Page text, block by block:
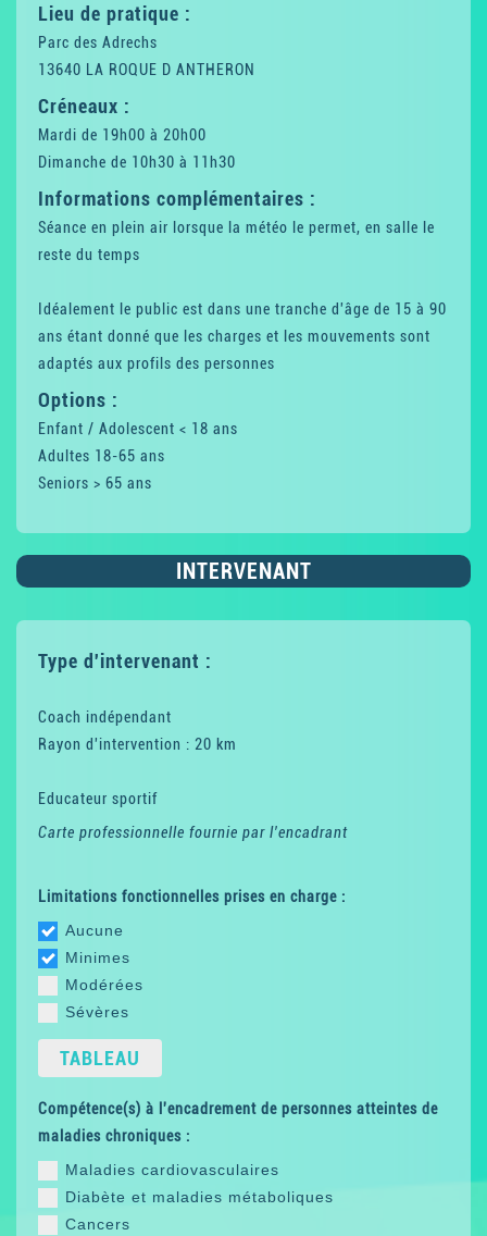
Lieu de pratique :
Parc des Adrechs
13640 LA ROQUE D ANTHERON
Créneaux :
Mardi de 19h00 à 20h00
Dimanche de 10h30 à 11h30
Informations complémentaires :
Séance en plein air lorsque la météo le permet, en salle le
reste du temps
Idéalement le public est dans une tranche d'âge de 15 à 90
ans étant donné que les charges et les mouvements sont
adaptés aux profils des personnes
Options :
Enfant / Adolescent < 18 ans
Adultes 18-65 ans
Seniors > 65 ans
INTERVENANT
Type d'intervenant :
Coach indépendant
Rayon d'intervention : 20 km
Educateur sportif
Carte professionnelle fournie par l'encadrant
Limitations fonctionnelles prises en charge :
Aucune
Minimes
Modérées
Sévères
TABLEAU
Compétence(s) à l'encadrement de personnes atteintes de
maladies chroniques :
Maladies cardiovasculaires
Diabète et maladies métaboliques
Cancers